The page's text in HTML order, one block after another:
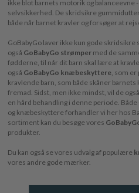
ikke blot barnets motorik og balanceevne
selvsikkerhed. De skridsikre
både når barnet kravler og forsøger at
GoBabyGo laver ikke kun gode skridsikre
også GoBabyGo strømpermed de
fødderne, til når dit barn skal lære at
også GoBabyGo knæbeskyttere, som
kravlende barn, som både skåner
fremad. Sidst, men ikke mindst, vil de
en hård behandling i denne periode.
og knæbeskyttere forhandler vi her hos
sortiment kan du besøge vores
produkter.
Du kan også se vores udvalg af populære
vores andre gode mærker.